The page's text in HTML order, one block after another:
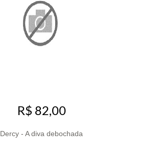
R$ 82,00
Dercy - A diva debochada